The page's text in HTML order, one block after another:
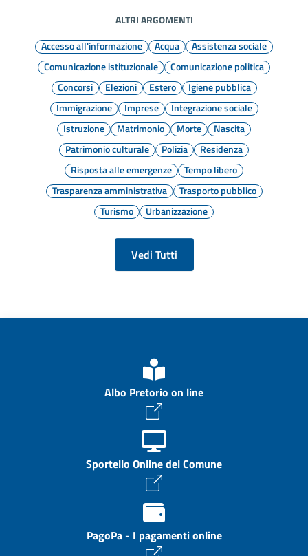
ALTRI ARGOMENTI
Accesso all'informazione
Acqua
Assistenza sociale
Comunicazione istituzionale
Comunicazione politica
Concorsi
Elezioni Estero
Igiene pubblica
Immigrazione
Imprese
Integrazione sociale
Istruzione
Matrimonio Morte
Nascita
Patrimonio culturale
Polizia
Residenza
Risposta alle emergenze
Tempo libero
Trasparenza amministrativa
Trasporto pubblico
Turismo
Urbanizzazione
Vedi Tutti
Albo Pretorio on line
Sportello Online del Comune
PagoPa - I pagamenti online